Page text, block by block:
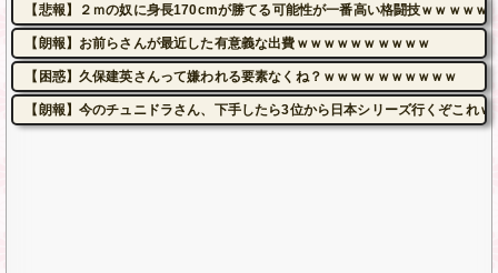
【悲報】２ｍの奴に身長170cmが勝てる可能性が一番高い格闘技ｗｗｗｗｗ
【朗報】お前らさんが最近した有意義な出費ｗｗｗｗｗｗｗｗｗｗ
【困惑】久保建英さんって嫌われる要素なくね？ｗｗｗｗｗｗｗｗｗｗ
【朗報】今のチュニドラさん、下手したら3位から日本シリーズ行くぞこれ